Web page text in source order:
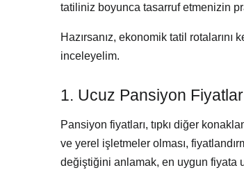
tatiliniz boyunca tasarruf etmenizin
Hazırsanız, ekonomik tatil rotalarını
inceleyelim.
1. Ucuz Pansiyon
Pansiyon fiyatları, tıpkı diğer
ve yerel işletmeler olması,
değiştiğini anlamak, en uygun fiyata